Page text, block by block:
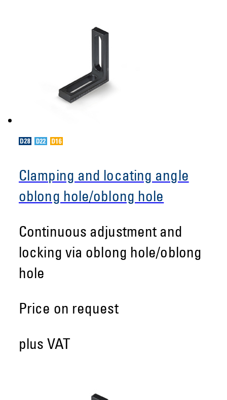
Clamping and locating angle
oblong hole/oblong hole
Continuous adjustment and
locking via oblong hole/oblong
hole
Price on request
plus VAT